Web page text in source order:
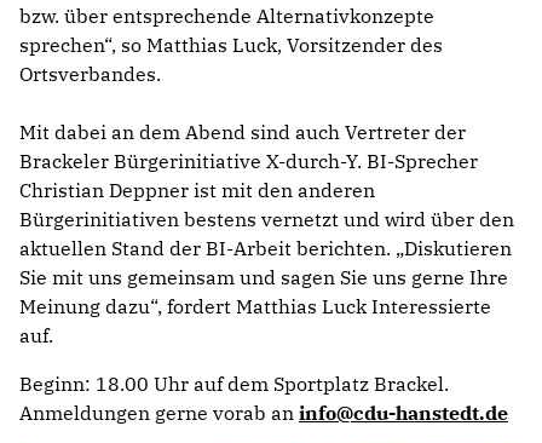
bzw. über entsprechende Alternativkonzepte
sprechen“, so Matthias Luck, Vorsitzender des
Ortsverbandes.
Mit dabei an dem Abend sind auch Vertreter der
Brackeler Bürgerinitiative X-durch-Y. BI-Sprecher
Christian Deppner ist mit den anderen
Bürgerinitiativen bestens vernetzt und wird über den
aktuellen Stand der BI-Arbeit berichten. „Diskutieren
Sie mit uns gemeinsam und sagen Sie uns gerne Ihre
Meinung dazu“, fordert Matthias Luck Interessierte
auf.
Beginn: 18.00 Uhr auf dem Sportplatz Brackel.
Anmeldungen gerne vorab an info@cdu-hanstedt.de